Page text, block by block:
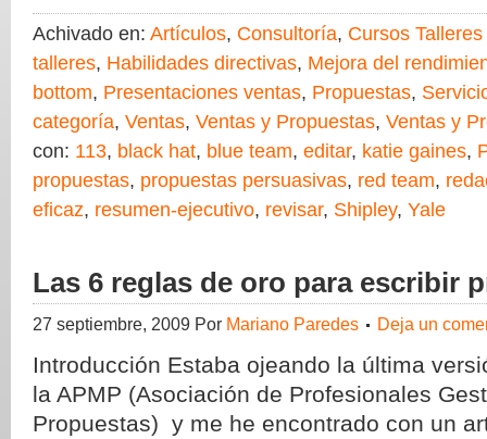
Achivado en: Artículos, Consultoría, Cursos
talleres, Habilidades directivas, Mejora del
bottom, Presentaciones ventas, Propuestas,
categoría, Ventas, Ventas y Propuestas, Ventas y
con: 113, black hat, blue team, editar, katie gaines,
propuestas, propuestas persuasivas, red team,
eficaz, resumen-ejecutivo, revisar, Shipley, Yale
Las 6 reglas de oro para escribir
27 septiembre, 2009 Por Mariano Paredes Deja un
Introducción Estaba ojeando la última
la APMP (Asociación de Profesionales
Propuestas) y me he encontrado con un